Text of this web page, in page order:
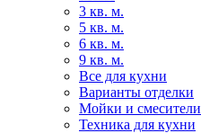
3 кв. м.
5 кв. м.
6 кв. м.
9 кв. м.
Все для кухни
Варианты отделки
Мойки и смесители
Техника для кухни